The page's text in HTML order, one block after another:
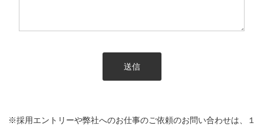
※採用エントリーや弊社へのお仕事のご依頼のお問い合わせは、１